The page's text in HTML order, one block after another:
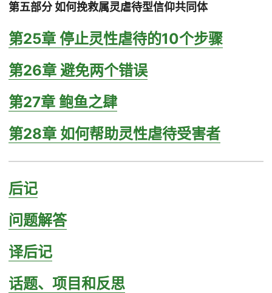
第五部分 如何挽救属灵虐待型信仰共同体
第25章 停止灵性虐待的10个步骤
第26章 避免两个错误
第27章 鲍鱼之肆
第28章 如何帮助灵性虐待受害者
后记
问题解答
译后记
话题、项目和反思